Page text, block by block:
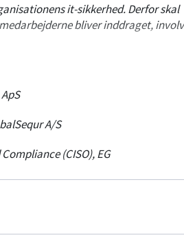
it-sikkerhed. Derfor skal
bliver inddraget,
våben mod hackerne.
A/S
(CISO),EG